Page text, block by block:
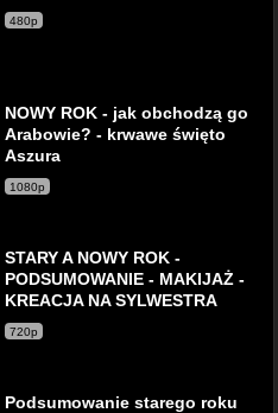
480p
NOWY ROK - jak obchodzą go
Arabowie? - krwawe święto
Aszura
1080p
STARY A NOWY ROK -
PODSUMOWANIE - MAKIJAŻ -
KREACJA NA SYLWESTRA
720p
Podsumowanie starego roku